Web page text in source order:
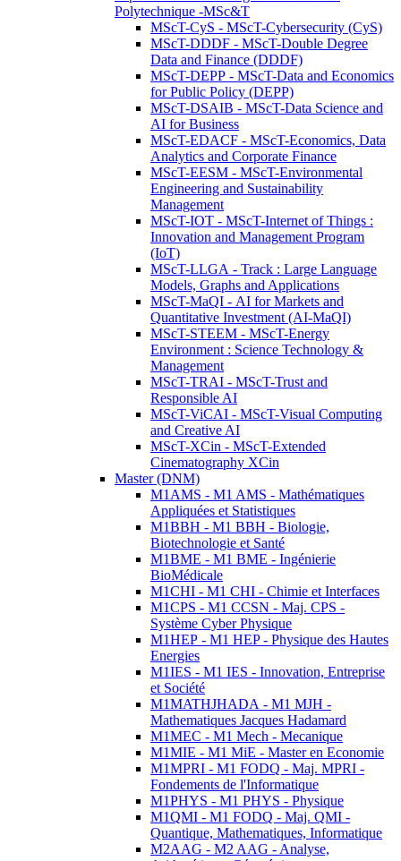
Polytechnique -MSc&T
MScT-CyS - MScT-Cybersecurity (CyS)
MScT-DDDF - MScT-Double Degree
Data and Finance (DDDF)
MScT-DEPP - MScT-Data and Economics
for Public Policy (DEPP)
MScT-DSAIB - MScT-Data Science and
AI for Business
MScT-EDACF - MScT-Economics, Data
Analytics and Corporate Finance
MScT-EESM - MScT-Environmental
Engineering and Sustainability
Management
MScT-IOT - MScT-Internet of Things :
Innovation and Management Program
(IoT)
MScT-LLGA - Track : Large Language
Models, Graphs and Applications
MScT-MaQI - AI for Markets and
Quantitative Investment (AI-MaQI)
MScT-STEEM - MScT-Energy
Environment : Science Technology &
Management
MScT-TRAI - MScT-Trust and
Responsible AI
MScT-ViCAI - MScT-Visual Computing
and Creative AI
MScT-XCin - MScT-Extended
Cinematography XCin
Master (DNM)
M1AMS - M1 AMS - Mathématiques
Appliquées et Statistiques
M1BBH - M1 BBH - Biologie,
Biotechnologie et Santé
M1BME - M1 BME - Ingénierie
BioMédicale
M1CHI - M1 CHI - Chimie et Interfaces
M1CPS - M1 CCSN - Maj. CPS -
Système Cyber Physique
M1HEP - M1 HEP - Physique des Hautes
Energies
M1IES - M1 IES - Innovation, Entreprise
et Société
M1MATHJHADA - M1 MJH -
Mathematiques Jacques Hadamard
M1MEC - M1 Mech - Mecanique
M1MIE - M1 MiE - Master en Economie
M1MPRI - M1 FODQ - Maj. MPRI -
Fondements de l'Informatique
M1PHYS - M1 PHYS - Physique
M1QMI - M1 FODQ - Maj. QMI -
Quantique, Mathematiques, Informatique
M2AAG - M2 AAG - Analyse,